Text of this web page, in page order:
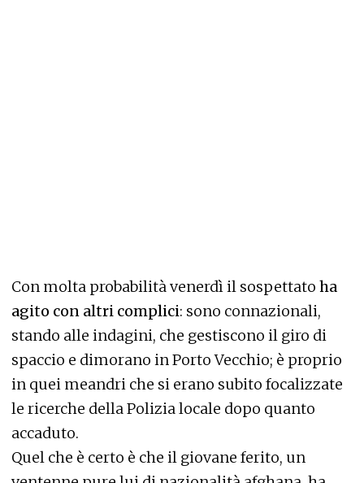
Con molta probabilità venerdì il sospettato ha
agito con altri complici: sono connazionali,
stando alle indagini, che gestiscono il giro di
spaccio e dimorano in Porto Vecchio; è proprio
in quei meandri che si erano subito focalizzate
le ricerche della Polizia locale dopo quanto
accaduto.
Quel che è certo è che il giovane ferito, un